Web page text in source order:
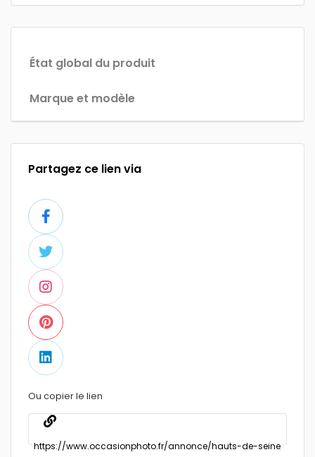
État global du produit
Marque et modèle
Partagez ce lien via
Ou copier le lien